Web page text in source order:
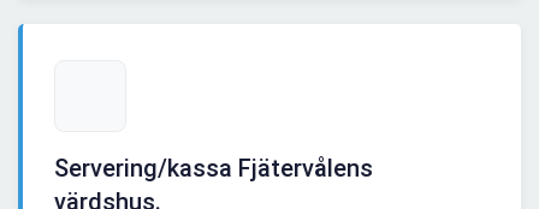
Servering/kassa Fjätervålens
värdshus.